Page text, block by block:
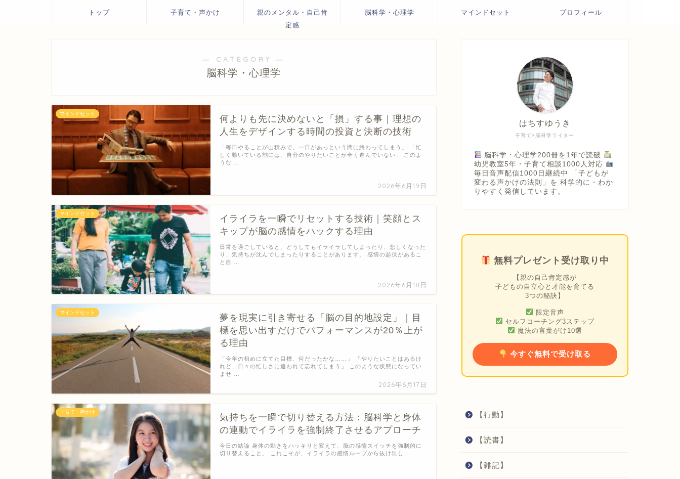
トップ 子育て・声かけ
親のメンタル・自己肯
定感
脳科学・心理学 マインドセット プロフィール
― CATEGORY ―
脳科学・心理学
マインドセット
何よりも先に決めないと「損」する事｜理想の
人生をデザインする時間の投資と決断の技術
2026年6月19日
「毎日やることが山積みで、一日があっという間に終わってしまう」 「忙
しく動いている割には、自分のやりたいことが全く進んでいない」 このよ
うな …
マインドセット
イライラを一瞬でリセットする技術｜笑顔とス
キップが脳の感情をハックする理由
2026年6月18日
日常を過ごしていると、どうしてもイライラしてしまったり、悲しくなった
り、気持ちが沈んでしまったりすることがあります。 感情の起伏があるこ
と自 …
マインドセット
夢を現実に引き寄せる「脳の目的地設定」｜目
標を思い出すだけでパフォーマンスが20％上が
る理由
2026年6月17日
「今年の初めに立てた目標、何だったかな……」 「やりたいことはあるけ
れど、日々の忙しさに追われて忘れてしまう」 このような状態になってい
ませ …
子育て・声かけ
気持ちを一瞬で切り替える方法：脳科学と身体
の連動でイライラを強制終了させるアプローチ
今日の結論 身体の動きをハッキリと変えて、脳の感情スイッチを強制的に
切り替えること。 これこそが、イライラの感情ループから抜け出し …
子育て×脳科学ライター
はちすゆうき
脳科学・心理学200冊を1年で読破
幼児教室5年・子育て相談1000人対応
毎日音声配信1000日継続中 「子どもが
変わる声かけの法則」を 科学的に・わか
りやすく発信しています。
無料プレゼント受け取り中
【親の自己肯定感が
子どもの自立心と才能を育てる
3つの秘訣】
限定音声
セルフコーチング3ステップ
魔法の言葉がけ10選
今すぐ無料で受け取る
【行動】
【読書】
【雑記】